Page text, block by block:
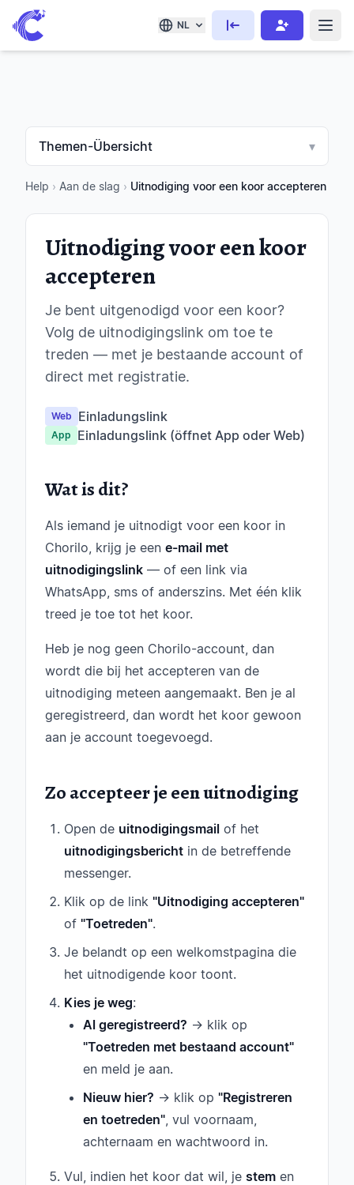
NL
Themen-Übersicht ▾
Help › Aan de slag › Uitnodiging voor een koor accepteren
Uitnodiging voor een koor
accepteren
Je bent uitgenodigd voor een koor?
Volg de uitnodigingslink om toe te
treden — met je bestaande account of
direct met registratie.
Web Einladungslink
App Einladungslink (öffnet App oder Web)
Wat is dit?
Als iemand je uitnodigt voor een koor in
Chorilo, krijg je een e-mail met
uitnodigingslink — of een link via
WhatsApp, sms of anderszins. Met één klik
treed je toe tot het koor.
Heb je nog geen Chorilo-account, dan
wordt die bij het accepteren van de
uitnodiging meteen aangemaakt. Ben je al
geregistreerd, dan wordt het koor gewoon
aan je account toegevoegd.
Zo accepteer je een uitnodiging
Open de uitnodigingsmail of het
uitnodigingsbericht in de betreffende
messenger.
Klik op de link "Uitnodiging accepteren"
of "Toetreden".
Je belandt op een welkomstpagina die
het uitnodigende koor toont.
Kies je weg:
Al geregistreerd? → klik op
"Toetreden met bestaand account"
en meld je aan.
Nieuw hier? → klik op "Registreren
en toetreden", vul voornaam,
achternaam en wachtwoord in.
Vul, indien het koor dat wil, je stem en